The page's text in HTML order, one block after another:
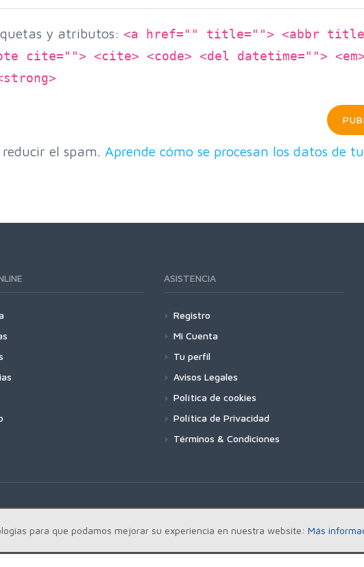
y atributos: <a href="" title=""> <abbr
cite=""> <cite> <code> <del datetime="">
el spam. Aprende cómo se procesan los datos de
ASISTENCIA
Registro
Mi Cuenta
Tu perfil
Avisos Legales
Política de cookies
Política de Privacidad
Términos & Condiciones
para que podamos mejorar su experiencia en nuestra website: Más